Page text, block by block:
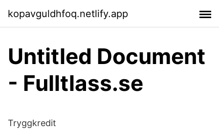
kopavguldhfoq.netlify.app
Untitled Document
- Fulltlass.se
Tryggkredit